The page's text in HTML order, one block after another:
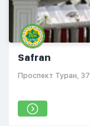
Safran
​Проспект Туран, 37